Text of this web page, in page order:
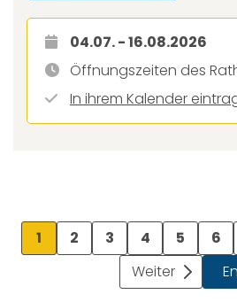
04.07. - 16.08.2026
Öffnungszeiten des
In ihrem Kalender
1 2 3 4 5 6
Weiter